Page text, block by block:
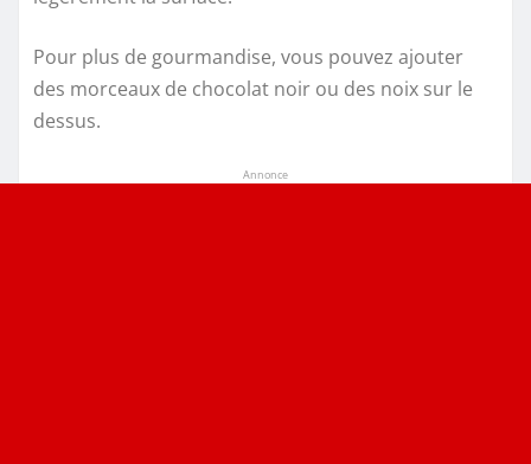
Pour plus de gourmandise, vous pouvez ajouter
des morceaux de chocolat noir ou des noix sur le
dessus.
Annonce